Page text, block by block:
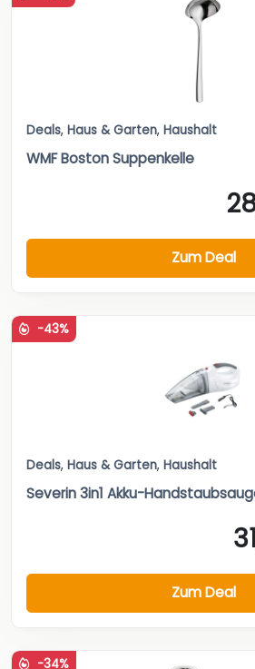
Deals, Haus & Garten, Haushalt
WMF Boston Suppenkelle
Zum Deal
-43%
Deals, Haus & Garten, Haushalt
Severin 3in1 Akku-
Zum Deal
-34%